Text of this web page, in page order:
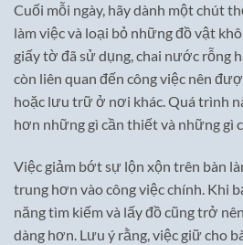
Cuối mỗi ngày, hãy dành một chút
làm việc và loại bỏ những đồ vật
giấy tờ đã sử dụng, chai nước rỗng
còn liên quan đến công việc nên
hoặc lưu trữ ở nơi khác. Quá trình
hơn những gì cần thiết và những gì
Việc giảm bớt sự lộn xộn trên bàn
trung hơn vào công việc chính. Khi
năng tìm kiếm và lấy đồ cũng trở
dàng hơn. Lưu ý rằng, việc giữ cho